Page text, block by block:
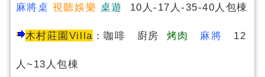
麻將桌 視聽娛樂 桌遊 10人-17人-35-40人包棟
木村莊園Villa ：咖啡 廚房 烤肉 麻將 12
人~13人包棟